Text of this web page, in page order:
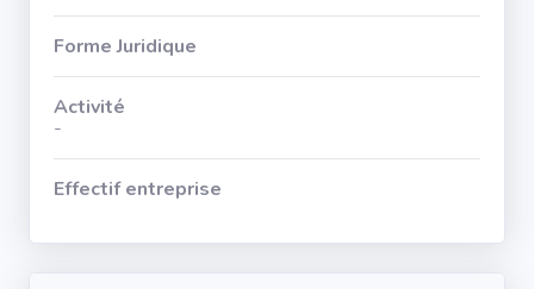
Forme Juridique
Activité
-
Effectif entreprise